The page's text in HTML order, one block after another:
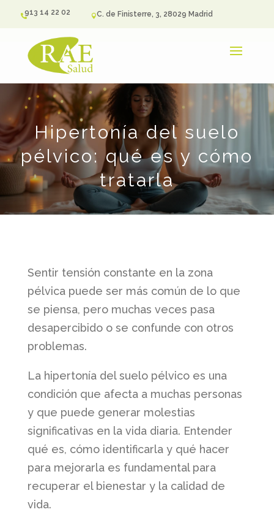
913 14 22 02 C. de Finisterre, 3, 28029 Madrid
Hipertonía del suelo
pélvico: qué es y cómo
tratarla
Sentir tensión constante en la zona
pélvica puede ser más común de lo que
se piensa, pero muchas veces pasa
desapercibido o se confunde con otros
problemas.
La hipertonía del suelo pélvico es una
condición que afecta a muchas personas
y que puede generar molestias
significativas en la vida diaria. Entender
qué es, cómo identificarla y qué hacer
para mejorarla es fundamental para
recuperar el bienestar y la calidad de
vida.